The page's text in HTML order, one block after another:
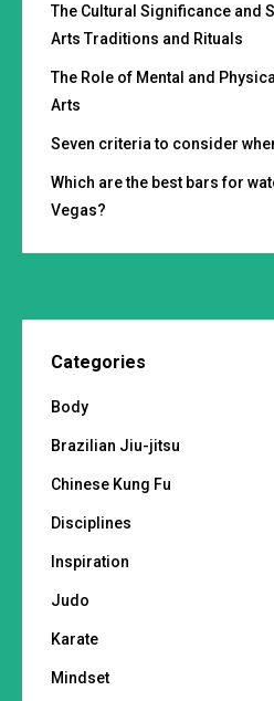
The Cultural Significance and
Arts Traditions and Rituals
The Role of Mental and
Arts
Seven criteria to consider
Which are the best bars for
Vegas?
Categories
Body
Brazilian Jiu-jitsu
Chinese Kung Fu
Disciplines
Inspiration
Judo
Karate
Mindset